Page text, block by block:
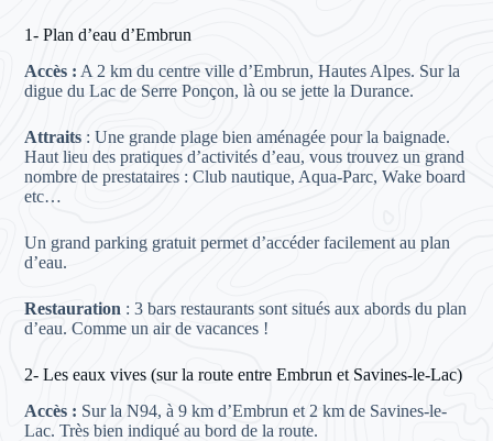
1- Plan d’eau d’Embrun
Accès : A 2 km du centre ville d’Embrun, Hautes Alpes. Sur la
digue du Lac de Serre Ponçon, là ou se jette la Durance.
Attraits : Une grande plage bien aménagée pour la baignade.
Haut lieu des pratiques d’activités d’eau, vous trouvez un grand
nombre de prestataires : Club nautique, Aqua-Parc, Wake board
etc…
Un grand parking gratuit permet d’accéder facilement au plan
d’eau.
Restauration : 3 bars restaurants sont situés aux abords du plan
d’eau. Comme un air de vacances !
2- Les eaux vives (sur la route entre Embrun et Savines-le-Lac)
Accès : Sur la N94, à 9 km d’Embrun et 2 km de Savines-le-
Lac. Très bien indiqué au bord de la route.